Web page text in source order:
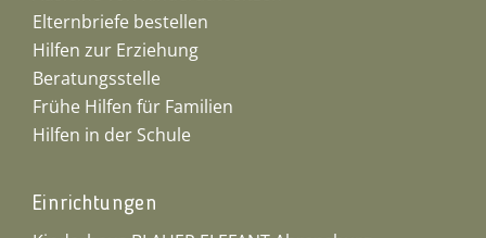
Elternbriefe bestellen
Hilfen zur Erziehung
Beratungsstelle
Frühe Hilfen für Familien
Hilfen in der Schule
Einrichtungen